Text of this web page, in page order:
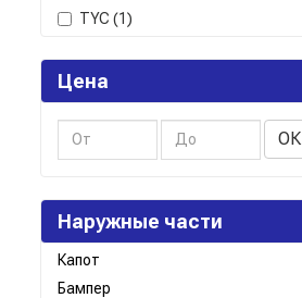
TYC (1)
Цена
ОК
Наружные части
Капот
Бампер